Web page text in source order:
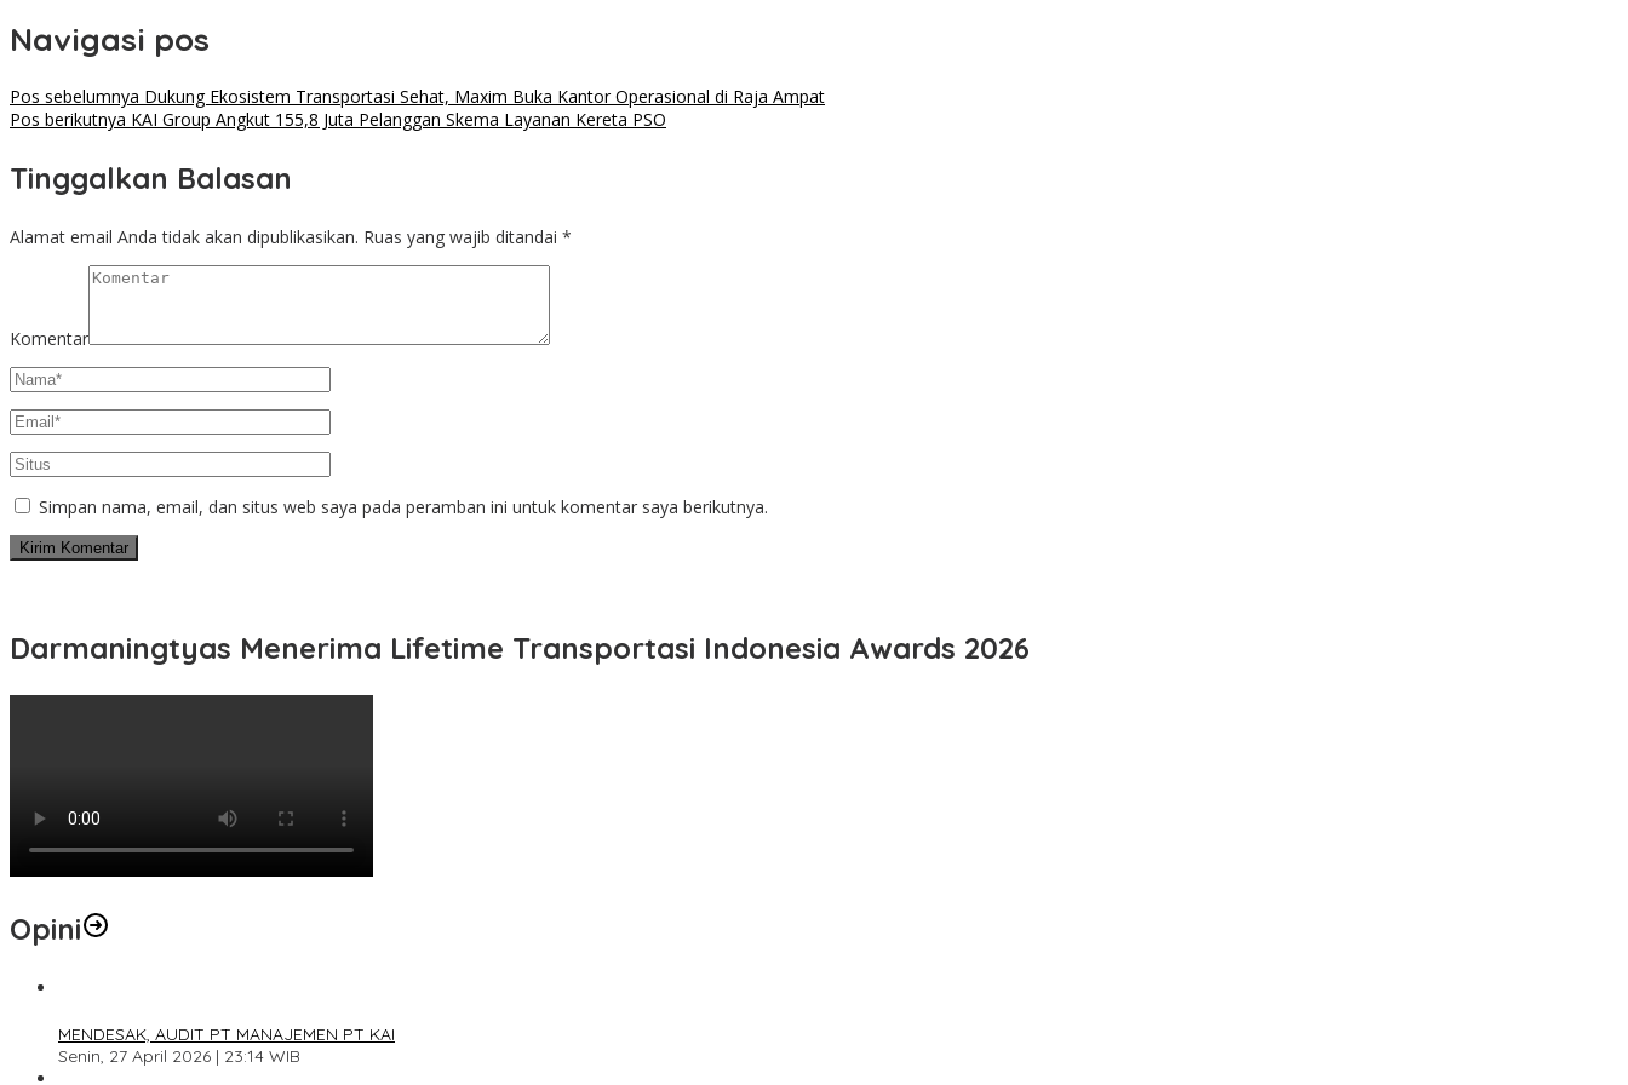
Navigasi pos
Pos sebelumnya Dukung Ekosistem Transportasi Sehat, Maxim Buka Kantor Operasional di Raja Ampat
Pos berikutnya KAI Group Angkut 155,8 Juta Pelanggan Skema Layanan Kereta PSO
Tinggalkan Balasan
Alamat email Anda tidak akan dipublikasikan. Ruas yang wajib ditandai *
Komentar
Simpan nama, email, dan situs web saya pada peramban ini untuk komentar saya berikutnya.
Darmaningtyas Menerima Lifetime Transportasi Indonesia Awards 2026
Opini
MENDESAK, AUDIT PT MANAJEMEN PT KAI
Senin, 27 April 2026 | 23:14 WIB